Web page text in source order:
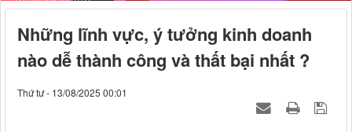
Những lĩnh vực, ý tưởng kinh doanh
nào dễ thành công và thất bại nhất ?
Thứ tư - 13/08/2025 00:01